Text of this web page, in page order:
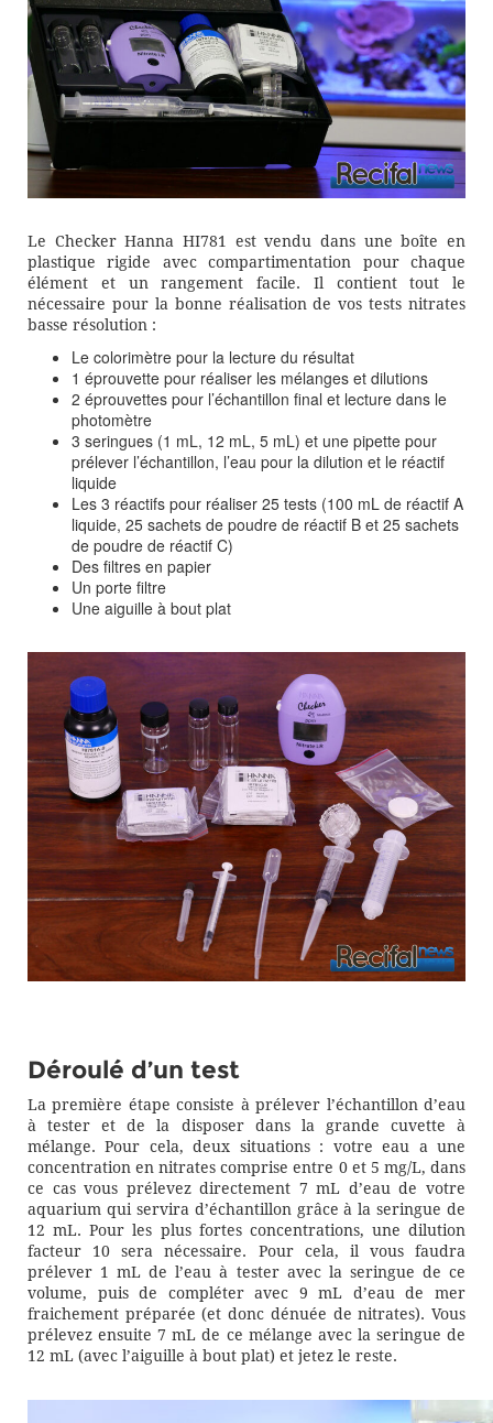
Le Checker Hanna HI781 est vendu dans une boîte en
plastique rigide avec compartimentation pour chaque
élément et un rangement facile. Il contient tout le
nécessaire pour la bonne réalisation de vos tests nitrates
basse résolution :
Le colorimètre pour la lecture du résultat
1 éprouvette pour réaliser les mélanges et dilutions
2 éprouvettes pour l’échantillon final et lecture dans le
photomètre
3 seringues (1 mL, 12 mL, 5 mL) et une pipette pour
prélever l’échantillon, l’eau pour la dilution et le réactif
liquide
Les 3 réactifs pour réaliser 25 tests (100 mL de réactif A
liquide, 25 sachets de poudre de réactif B et 25 sachets
de poudre de réactif C)
Des filtres en papier
Un porte filtre
Une aiguille à bout plat
Déroulé d’un test
La première étape consiste à prélever l’échantillon d’eau
à tester et de la disposer dans la grande cuvette à
mélange. Pour cela, deux situations : votre eau a une
concentration en nitrates comprise entre 0 et 5 mg/L, dans
ce cas vous prélevez directement 7 mL d’eau de votre
aquarium qui servira d’échantillon grâce à la seringue de
12 mL. Pour les plus fortes concentrations, une dilution
facteur 10 sera nécessaire. Pour cela, il vous faudra
prélever 1 mL de l’eau à tester avec la seringue de ce
volume, puis de compléter avec 9 mL d’eau de mer
fraichement préparée (et donc dénuée de nitrates). Vous
prélevez ensuite 7 mL de ce mélange avec la seringue de
12 mL (avec l’aiguille à bout plat) et jetez le reste.